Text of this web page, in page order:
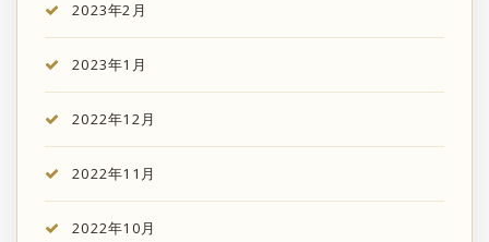
2023年2月
2023年1月
2022年12月
2022年11月
2022年10月